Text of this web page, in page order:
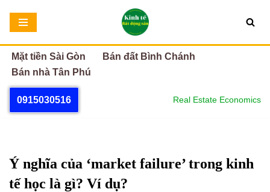
Chuyển
tới
nội
dung
Mặt tiền Sài Gòn
Bán đất Bình Chánh
Bán nhà Tân Phú
0915030516 Real Estate Economics
Ý nghĩa của ‘market failure’ trong kinh
tế học là gì? Ví dụ?